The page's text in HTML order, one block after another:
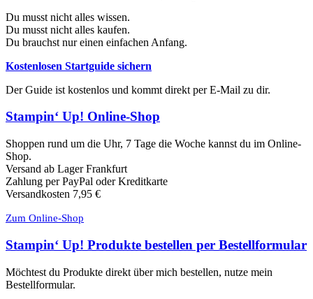
Du musst nicht alles wissen.
Du musst nicht alles kaufen.
Du brauchst nur einen einfachen Anfang.
Kostenlosen Startguide sichern
Der Guide ist kostenlos und kommt direkt per E-Mail zu dir.
Stampin‘ Up! Online-Shop
Shoppen rund um die Uhr, 7 Tage die Woche kannst du im Online-
Shop.
Versand ab Lager Frankfurt
Zahlung per PayPal oder Kreditkarte
Versandkosten 7,95 €
Zum Online-Shop
Stampin‘ Up! Produkte bestellen per Bestellformular
Möchtest du Produkte direkt über mich bestellen, nutze mein
Bestellformular.